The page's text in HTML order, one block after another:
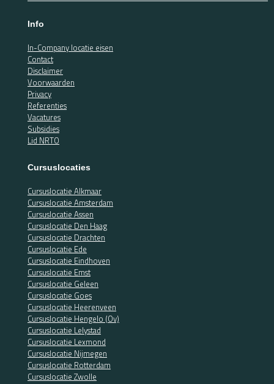
Info
In-Company locatie eisen
Contact
Disclaimer
Voorwaarden
Privacy
Referenties
Vacatures
Subsidies
Lid NRTO
Cursuslocaties
Cursuslocatie Alkmaar
Cursuslocatie Amsterdam
Cursuslocatie Assen
Cursuslocatie Den Haag
Cursuslocatie Drachten
Cursuslocatie Ede
Cursuslocatie Eindhoven
Cursuslocatie Emst
Cursuslocatie Geleen
Cursuslocatie Goes
Cursuslocatie Heerenveen
Cursuslocatie Hengelo (Ov)
Cursuslocatie Lelystad
Cursuslocatie Lexmond
Cursuslocatie Nijmegen
Cursuslocatie Rotterdam
Cursuslocatie Zwolle